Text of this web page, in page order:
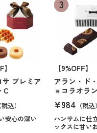
プレミア
（税込）
安心の深い
【9%OFF】
アラン・ド
ョコラオラ
¥984 （税
ハンサムに仕
ックスに甘い